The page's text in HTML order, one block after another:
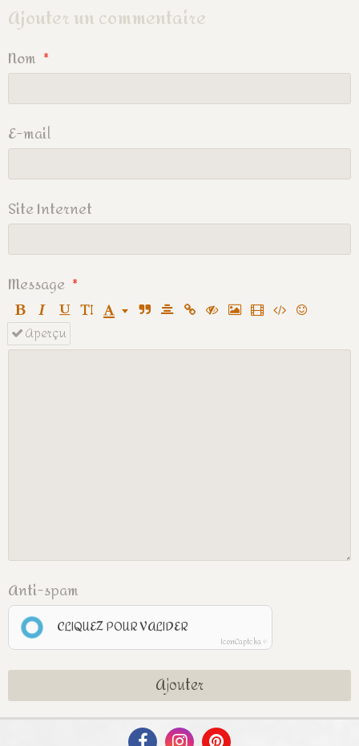
Ajouter un commentaire
Nom
E-mail
Site Internet
Message
Aperçu
Anti-spam
CLIQUEZ POUR VALIDER
IconCaptcha ©
Ajouter